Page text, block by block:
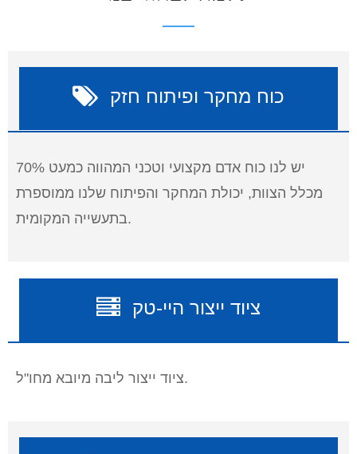
כוח מחקר ופיתוח חזק
יש לנו כוח אדם מקצועי וטכני המהווה כמעט 70%
מכלל הצוות, יכולת המחקר והפיתוח שלנו ממוספרת
בתעשייה המקומית.
ציוד ייצור היי-טק
ציוד ייצור ליבה מיובא מחו"ל.